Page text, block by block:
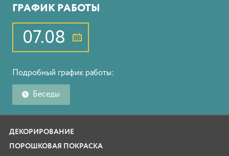
ГРАФИК РАБОТЫ
07.08
Подробный график работы:
Беседы
ДЕКОРИРОВАНИЕ
ПОРОШКОВАЯ ПОКРАСКА